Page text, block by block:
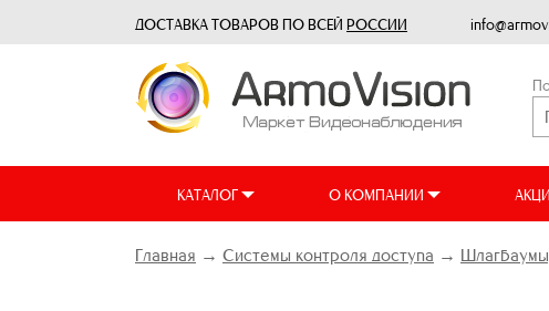
ДОСТАВКА ТОВАРОВ ПО ВСЕЙ РОССИИ
КАТАЛОГ О КОМПАНИИ
Главная → Системы контроля доступа →